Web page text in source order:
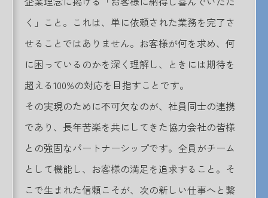
く」こと。これは、単に依頼された業務を完了さ
せることではありません。お客様が何を求め、何
に困っているのかを深く理解し、ときには期待を
超える100%の対応を目指すことです。
その実現のために不可欠なのが、社員同士の連携
であり、長年苦楽を共にしてきた協力会社の皆様
との強固なパートナーシップです。全員がチーム
として機能し、お客様の満足を追求すること。そ
こで生まれた信頼こそが、次の新しい仕事へと繋